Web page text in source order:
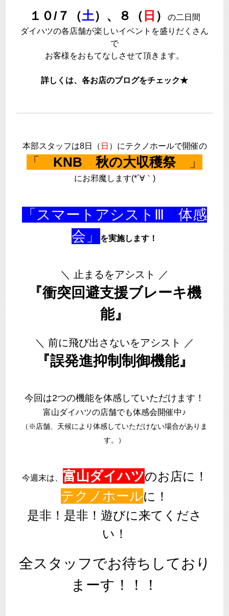
１０/７（土）、８（ 日 ）
の二日間
ダイハツの各店舗が楽しいイベントを盛りだくさん
で
お客様をおもてなしさせて頂きます。
詳しくは、各お店のブログをチェック★
本部スタッフは8日（ 日 ）にテクノホールで開催の
「 KNB 秋の大収穫祭 」
にお邪魔します(*´∀｀)
「スマートアシストⅢ 体感
会」
を実施します！
＼ 止まるをアシスト ／
『衝突回避支援ブレーキ機
能』
＼ 前に飛び出さないをアシスト ／
『誤発進抑制制御機能』
今回は2つの機能を体感していただけます！
富山ダイハツの店舗でも体感会開催中♪
（※店舗、天候により体感していただけない場合がありま
す。）
今週末は、 富山ダイハツのお店に！
テクノホールに！
是非！是非！遊びに来てくださ
い！
全スタッフでお待ちしており
まーす！！！